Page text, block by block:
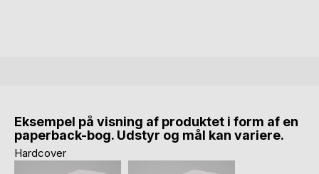
Eksempel på visning af produktet i form af en
paperback-bog. Udstyr og mål kan variere.
Hardcover